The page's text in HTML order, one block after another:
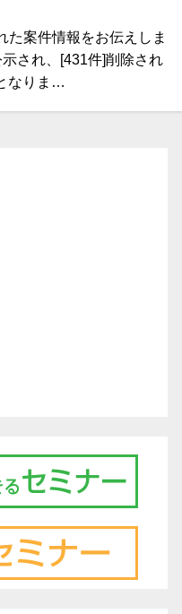
た案件情報をお伝えしま
され、[431件]削除され
なりま…